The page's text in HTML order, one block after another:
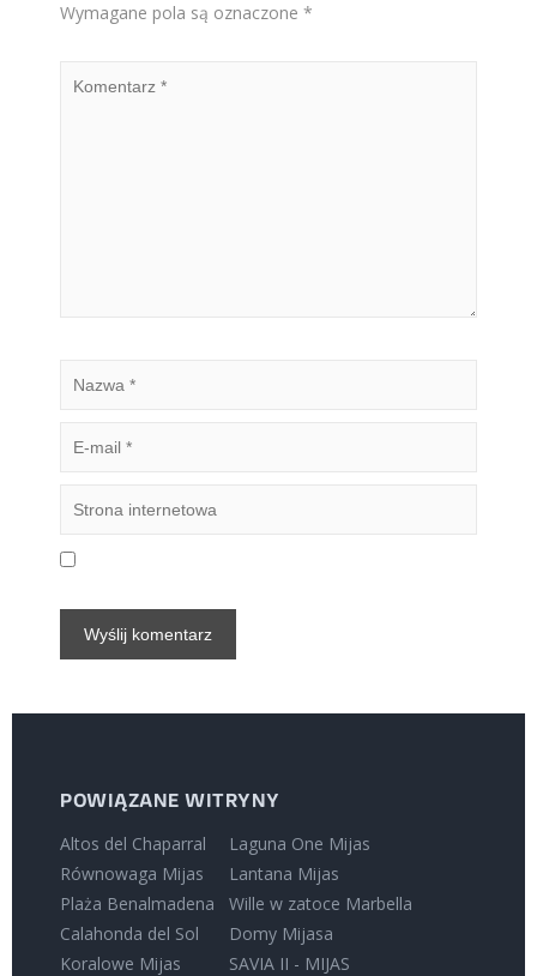
Wymagane pola są oznaczone *
POWIĄZANE WITRYNY
Altos del Chaparral
Równowaga Mijas
Plaża Benalmadena
Calahonda del Sol
Koralowe Mijas
Laguna One Mijas
Lantana Mijas
Wille w zatoce Marbella
Domy Mijasa
SAVIA II - MIJAS